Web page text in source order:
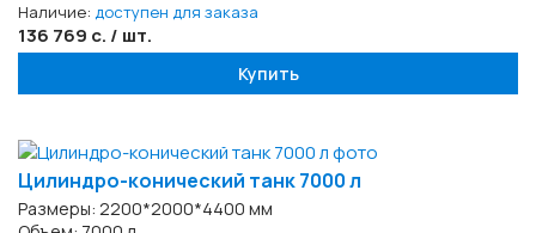
Наличие: доступен для заказа
136 769 с. / шт.
Купить
Цилиндро-конический танк 7000 л
Размеры: 2200*2000*4400 мм